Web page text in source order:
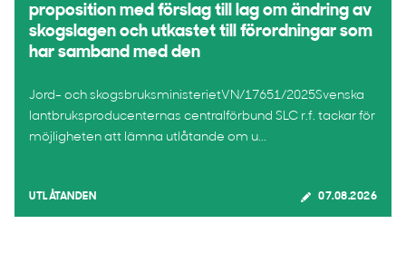
proposition med förslag till lag om ändring av
skogslagen och utkastet till förordningar som
har samband med den
Jord- och skogsbruksministerietVN/17651/2025Svenska
lantbruksproducenternas centralförbund SLC r.f. tackar för
möjligheten att lämna utlåtande om u...
UTLÅTANDEN 07.08.2026